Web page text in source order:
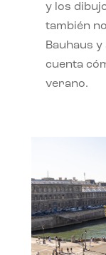
y los
también
Bauhaus
cuenta
verano.